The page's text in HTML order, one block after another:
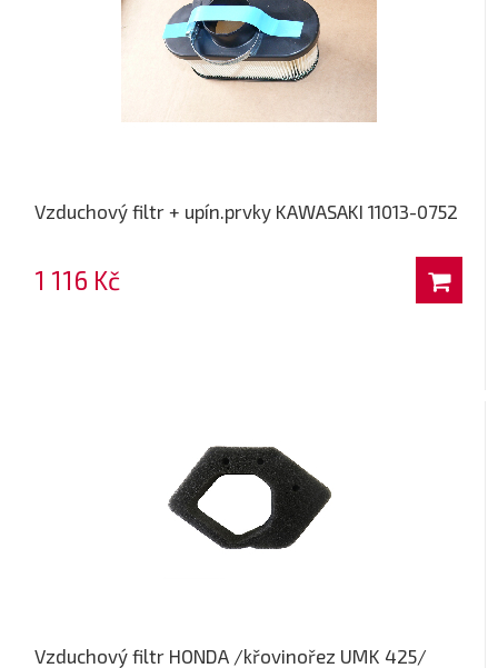
Vzduchový filtr + upín.prvky KAWASAKI 11013-0752
1 116 Kč
Vzduchový filtr HONDA /křovinořez UMK 425/